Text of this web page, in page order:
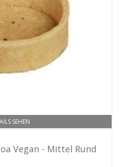
SEHEN
Vegan - Mittel Rund